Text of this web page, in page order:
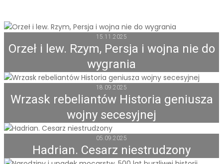
15.11.2025
Orzeł i lew. Rzym, Persja i wojna nie do
wygrania
18.09.2025
Wrzask rebeliantów Historia geniusza
wojny secesyjnej
05.09.2025
Hadrian. Cesarz niestrudzony